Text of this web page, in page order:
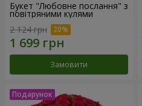
Букет "Любовне послання" з
повітряними кулями
2 124 грн
Замовити